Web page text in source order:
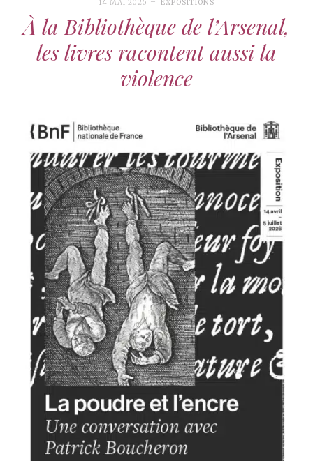
14 MAI 2026 EXPOSITIONS
À la Bibliothèque de l’Arsenal,
les livres racontent aussi la
violence